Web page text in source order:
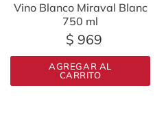
Vino Blanco Miraval Blanc
750 ml
$ 969
AGREGAR AL
CARRITO